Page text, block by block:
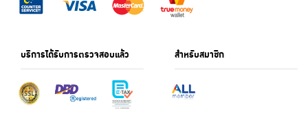
บริการได้รับการตรวจสอบแล้ว สำหรับสมาชิก